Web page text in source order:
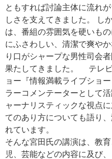
ともすれば討論主体に流れ
しさを支えてきました。 し
は、番組の雰囲気を硬いも
にふさわしい、清潔で爽や
り口がシャープな男性司会
果たしてきました。 テレ
ョー『情報満載ライブショ
ラーコメンテーターとして
ャーナリスティックな視点
てのあり方についても語り
れています。
そんな宮田氏の講演は、教
児、芸能などの内容に及び